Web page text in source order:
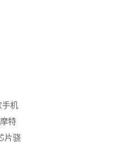
手机
特
片骁